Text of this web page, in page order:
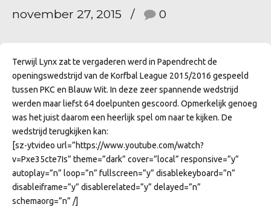
november 27, 2015 0
Terwijl Lynx zat te vergaderen werd in Papendrecht de
openingswedstrijd van de Korfbal League 2015/2016 gespeeld
tussen PKC en Blauw Wit. In deze zeer spannende wedstrijd
werden maar liefst 64 doelpunten gescoord. Opmerkelijk genoeg
was het juist daarom een heerlijk spel om naar te kijken. De
wedstrijd terugkijken kan:
[sz-ytvideo url=”https://www.youtube.com/watch?
v=Pxe35cte7Is” theme=”dark” cover=”local” responsive=”y”
autoplay=”n” loop=”n” fullscreen=”y” disablekeyboard=”n”
disableiframe=”y” disablerelated=”y” delayed=”n”
schemaorg=”n” /]